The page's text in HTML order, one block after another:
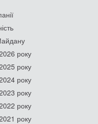
року
року
року
року
року
року